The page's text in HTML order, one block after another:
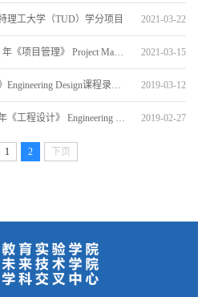
理工大学（TUD）学分项目 2021-03-22
2021-03-15
2019-03-12
2019-02-27
1 2 下页